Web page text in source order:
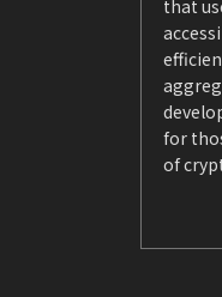
that
for
of